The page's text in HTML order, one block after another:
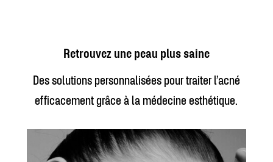
Retrouvez une peau plus saine
Des solutions personnalisées pour traiter l’acné
efficacement grâce à la médecine esthétique.